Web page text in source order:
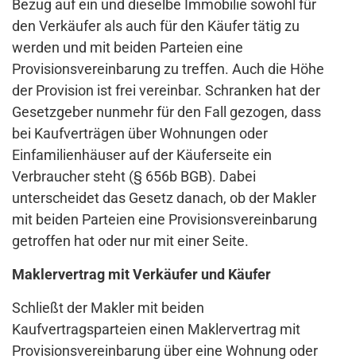
Bezug auf ein und dieselbe Immobilie sowohl für
den Verkäufer als auch für den Käufer tätig zu
werden und mit beiden Parteien eine
Provisionsvereinbarung zu treffen. Auch die Höhe
der Provision ist frei vereinbar. Schranken hat der
Gesetzgeber nunmehr für den Fall gezogen, dass
bei Kaufverträgen über Wohnungen oder
Einfamilienhäuser auf der Käuferseite ein
Verbraucher steht (§ 656b BGB). Dabei
unterscheidet das Gesetz danach, ob der Makler
mit beiden Parteien eine Provisionsvereinbarung
getroffen hat oder nur mit einer Seite.
Maklervertrag mit Verkäufer und Käufer
Schließt der Makler mit beiden
Kaufvertragsparteien einen Maklervertrag mit
Provisionsvereinbarung über eine Wohnung oder